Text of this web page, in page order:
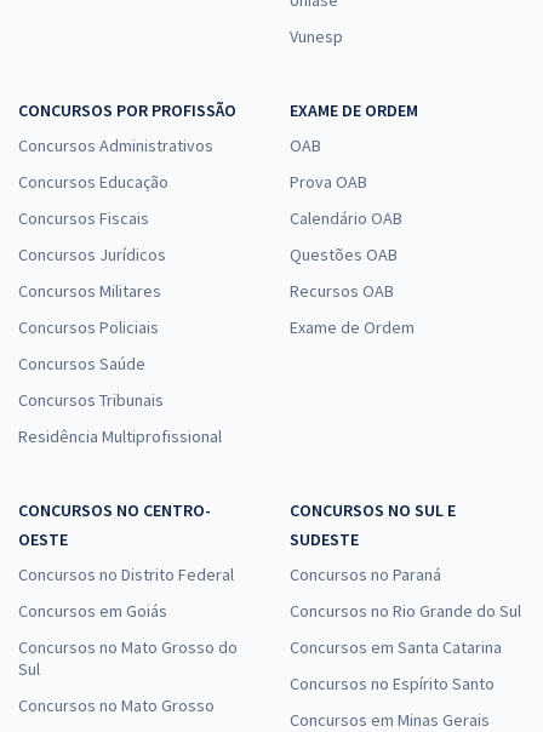
Vunesp
CONCURSOS POR PROFISSÃO
Concursos Administrativos
Concursos Educação
Concursos Fiscais
Concursos Jurídicos
Concursos Militares
Concursos Policiais
Concursos Saúde
Concursos Tribunais
Residência Multiprofissional
EXAME DE ORDEM
OAB
Prova OAB
Calendário OAB
Questões OAB
Recursos OAB
Exame de Ordem
CONCURSOS NO CENTRO-
OESTE
Concursos no Distrito Federal
Concursos em Goiás
Concursos no Mato Grosso do
Sul
Concursos no Mato Grosso
CONCURSOS NO SUL E
SUDESTE
Concursos no Paraná
Concursos no Rio Grande do Sul
Concursos em Santa Catarina
Concursos no Espírito Santo
Concursos em Minas Gerais